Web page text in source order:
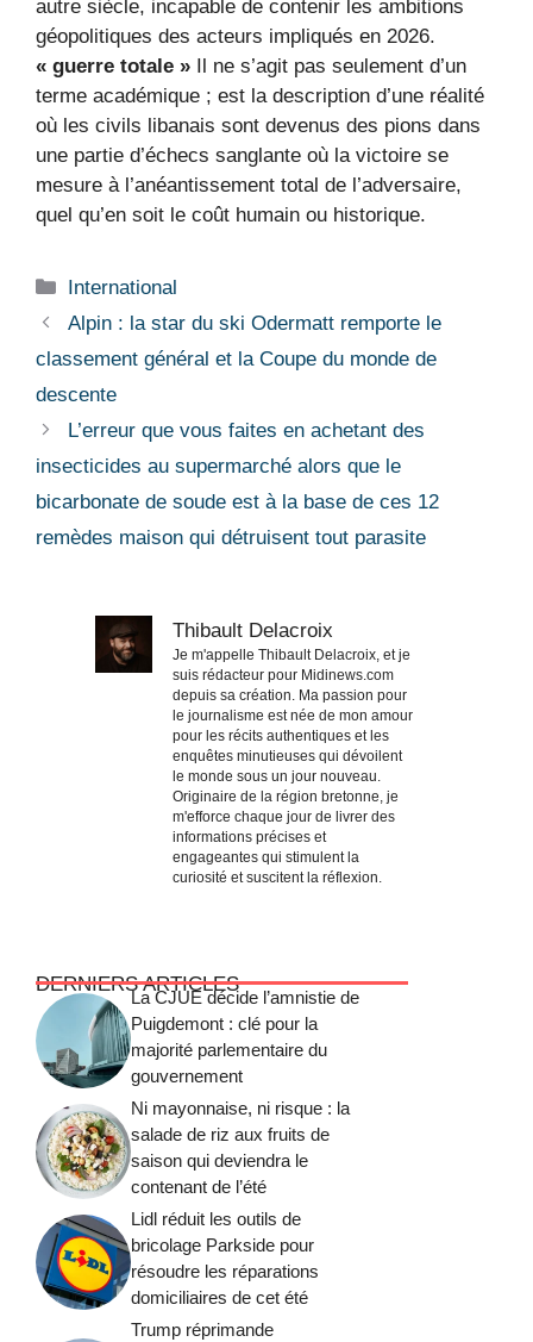
autre siècle, incapable de contenir les ambitions
géopolitiques des acteurs impliqués en 2026.
« guerre totale » Il ne s’agit pas seulement d’un
terme académique ; est la description d’une réalité
où les civils libanais sont devenus des pions dans
une partie d’échecs sanglante où la victoire se
mesure à l’anéantissement total de l’adversaire,
quel qu’en soit le coût humain ou historique.
Catégories
International
Alpin : la star du ski Odermatt remporte le
classement général et la Coupe du monde de
descente
L’erreur que vous faites en achetant des
insecticides au supermarché alors que le
bicarbonate de soude est à la base de ces 12
remèdes maison qui détruisent tout parasite
Thibault Delacroix
Je m'appelle Thibault Delacroix, et je
suis rédacteur pour Midinews.com
depuis sa création. Ma passion pour
le journalisme est née de mon amour
pour les récits authentiques et les
enquêtes minutieuses qui dévoilent
le monde sous un jour nouveau.
Originaire de la région bretonne, je
m'efforce chaque jour de livrer des
informations précises et
engageantes qui stimulent la
curiosité et suscitent la réflexion.
DERNIERS ARTICLES
La CJUE décide l’amnistie de
Puigdemont : clé pour la
majorité parlementaire du
gouvernement
Ni mayonnaise, ni risque : la
salade de riz aux fruits de
saison qui deviendra le
contenant de l’été
Lidl réduit les outils de
bricolage Parkside pour
résoudre les réparations
domiciliaires de cet été
Trump réprimande